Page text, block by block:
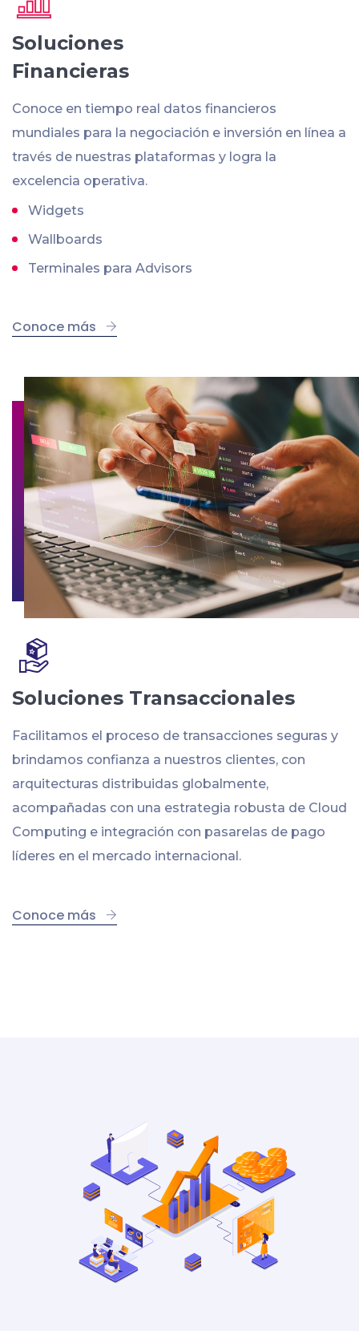
Soluciones
Financieras
Conoce en tiempo real datos financieros
mundiales para la negociación e inversión en línea a
través de nuestras plataformas y logra la
excelencia operativa.
Widgets
Wallboards
Terminales para Advisors
Conoce más
Soluciones Transaccionales
Facilitamos el proceso de transacciones seguras y
brindamos confianza a nuestros clientes, con
arquitecturas distribuidas globalmente,
acompañadas con una estrategia robusta de Cloud
Computing e integración con pasarelas de pago
líderes en el mercado internacional.
Conoce más